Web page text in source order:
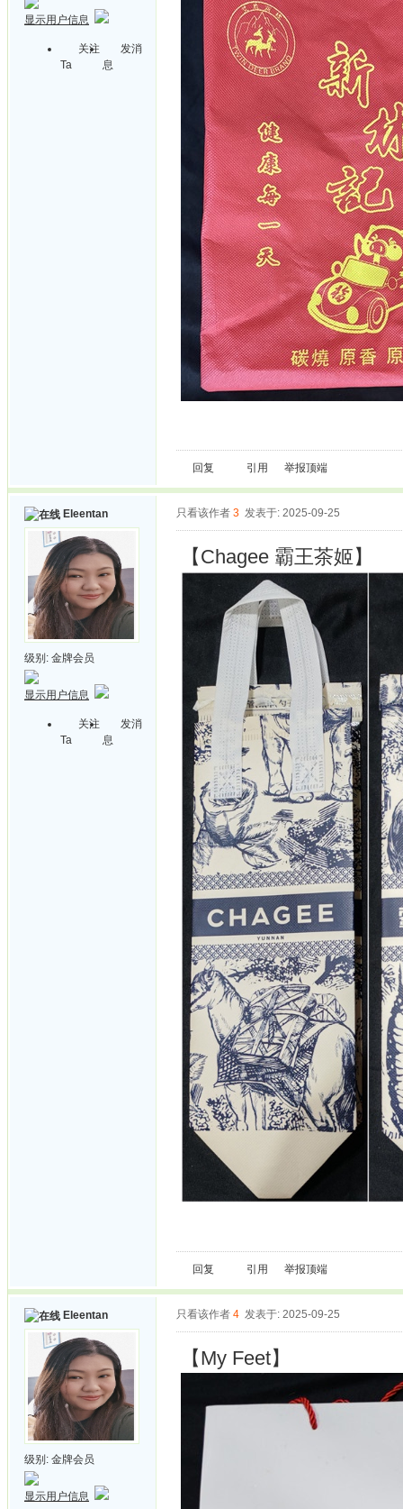
显示用户信息
关注
Ta
发消
息
回复 引用 举报顶端
Eleentan
级别: 金牌会员
显示用户信息
关注
Ta
发消
息
只看该作者 3 发表于: 2025-09-25
【Chagee 霸王茶姬】
回复 引用 举报顶端
Eleentan
级别: 金牌会员
显示用户信息
只看该作者 4 发表于: 2025-09-25
【My Feet】